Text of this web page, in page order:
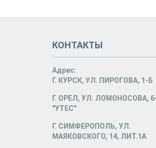
КОНТАКТЫ
Адрес:
Г. КУРСК, УЛ. ПИРОГОВА, 1-Б
Г. ОРЕЛ, УЛ. ЛОМОНОСОВА,
"УТЕС"
Г. СИМФЕРОПОЛЬ, УЛ.
МАЯКОВСКОГО, 14, ЛИТ.1А